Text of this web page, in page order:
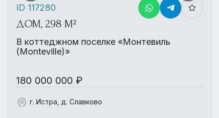
ДОМ, 298 М²
В коттеджном поселке «Монтевиль
(Monteville)»
180 000 000 ₽
г. Истра, д. Славково
ID 117280